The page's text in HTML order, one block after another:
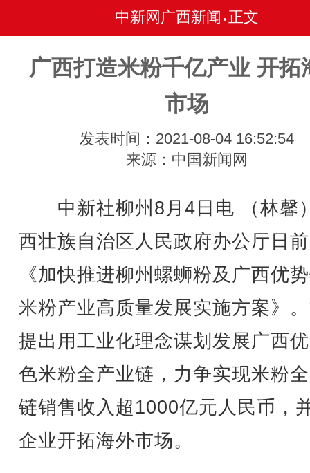
中新网广西新闻 • 正文
广西打造米粉千亿产业 开拓
市场
发表时间：2021-08-04 16:52:54
来源：中国新闻网
中新社柳州8月4日电 （林馨
西壮族自治区人民政府办公厅日
《加快推进柳州螺蛳粉及广西优
米粉产业高质量发展实施方案》
提出用工业化理念谋划发展广西
色米粉全产业链，力争实现米粉
链销售收入超1000亿元人民币，
企业开拓海外市场。